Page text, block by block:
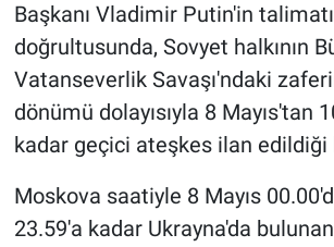
Başkanı Vladimir Putin'in talimatı
doğrultusunda, Sovyet halkının
Vatanseverlik Savaşı'ndaki
dönümü dolayısıyla 8 Mayıs'tan
kadar geçici ateşkes ilan edildiği
Moskova saatiyle 8 Mayıs
23.59'a kadar Ukrayna'da